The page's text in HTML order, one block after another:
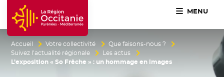
Accueil Région Occitanie / Pyrénées-Méditerranée
MENU
Accueil Votre collectivité
Que faisons-nous ?
Suivez l’actualité régionale
Les actus
L’exposition « So Frêche » : un hommage en images